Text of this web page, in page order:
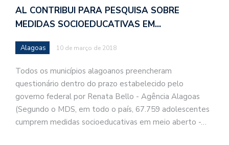
AL CONTRIBUI PARA PESQUISA SOBRE
MEDIDAS SOCIOEDUCATIVAS EM…
Alagoas 10 de março de 2018
Todos os municípios alagoanos preencheram
questionário dentro do prazo estabelecido pelo
governo federal por Renata Bello - Agência Alagoas
(Segundo o MDS, em todo o país, 67.759 adolescentes
cumprem medidas socioeducativas em meio aberto -…